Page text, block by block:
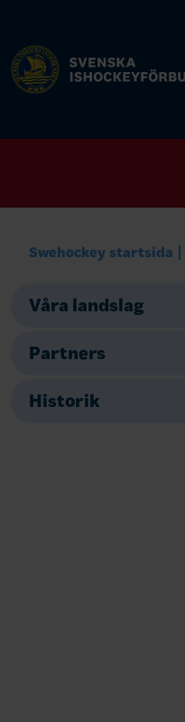
Swehockey startsida
Våra landslag
Partners
Historik